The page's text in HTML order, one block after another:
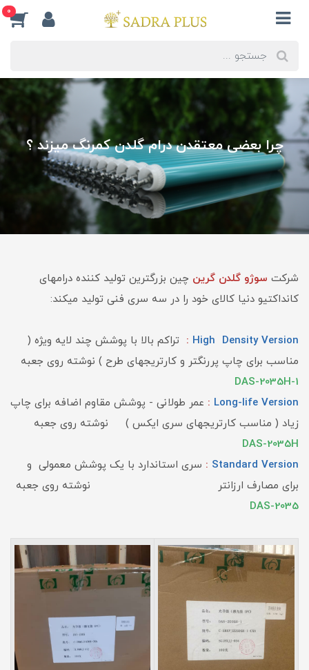
0
چرا بعضی معتقدن درام گلدن کمرنگ میزند ؟
شرکت سوژو گلدن گرین چین بزرگترین تولید کننده درامهای
کانداکتیو دنیا کالای خود را در سه سری فنی تولید میکند:
High Density Version
: تراکم بالا با پوشش چند لایه ویژه (
مناسب برای چاپ پررنگتر و کارتریجهای طرح ) نوشته روی جعبه
DAS-2035H-1
Long-life Version
: عمر طولانی - پوشش مقاوم اضافه برای چاپ
زیاد ( مناسب کارتریجهای سری ایکس ) نوشته روی جعبه
DAS-2035H
Standard Version
: سری استاندارد با یک پوشش معمولی و
برای مصارف ارزانتر نوشته روی جعبه
DAS-2035